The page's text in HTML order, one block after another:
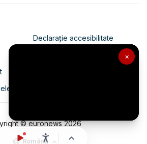
×
Declarație accesibilitate
Politica de confidențialitate
© euronews2026
Română